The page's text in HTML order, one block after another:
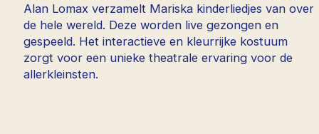
Alan Lomax verzamelt Mariska kinderliedjes van over
de hele wereld. Deze worden live gezongen en
gespeeld. Het interactieve en kleurrijke kostuum
zorgt voor een unieke theatrale ervaring voor de
allerkleinsten.